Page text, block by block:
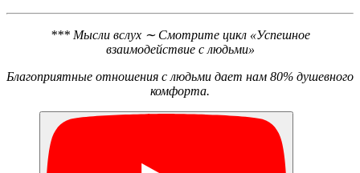
*** Мысли вслух ∼ Смотрите цикл «Успешное
взаимодействие с людьми»
Благоприятные отношения с людьми дает нам 80% душевного
комфорта.